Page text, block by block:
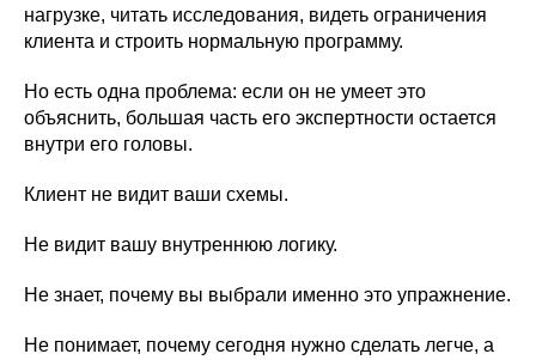
нагрузке, читать исследования, видеть ограничения
клиента и строить нормальную программу.
Но есть одна проблема: если он не умеет это
объяснить, большая часть его экспертности остается
внутри его головы.
Клиент не видит ваши схемы.
Не видит вашу внутреннюю логику.
Не знает, почему вы выбрали именно это упражнение.
Не понимает, почему сегодня нужно сделать легче, а